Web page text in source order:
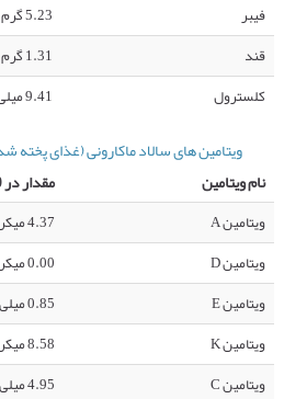
فیبر
5.23 گرم
قند
1.31 گرم
کلسترول
9.41 میلی گرم
ویتامین های سالاد ماکارونی (غذای پخته
نام ویتامین
مقدار در 100 گرم
ویتامین A
4.37 میکروگرم
ویتامین D
0.00 میکروگرم
ویتامین E
0.85 میلی گرم
ویتامین K
8.58 میکروگرم
ویتامین C
4.95 میلی گرم